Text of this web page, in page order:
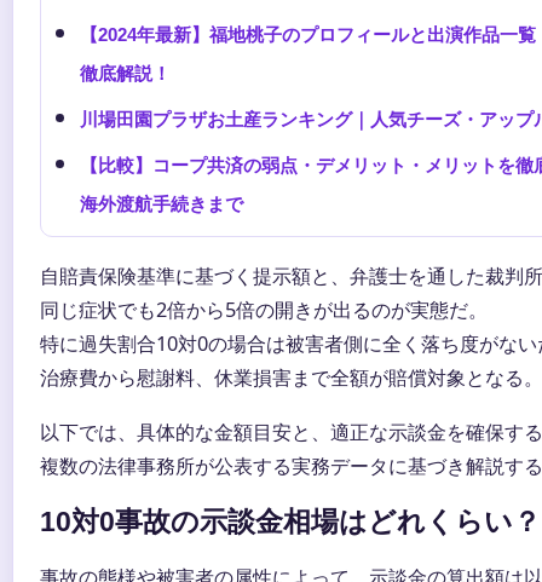
【2024年最新】福地桃子のプロフィールと出演作品一
徹底解説！
川場田園プラザお土産ランキング｜人気チーズ・アップ
【比較】コープ共済の弱点・デメリット・メリットを
海外渡航手続きまで
自賠責保険基準に基づく提示額と、弁護士を通した裁判
同じ症状でも2倍から5倍の開きが出るのが実態だ。
特に過失割合10対0の場合は被害者側に全く落ち度がな
治療費から慰謝料、休業損害まで全額が賠償対象となる。
以下では、具体的な金額目安と、適正な示談金を確保す
複数の法律事務所が公表する実務データに基づき解説す
10対0事故の示談金相場はどれくらい？